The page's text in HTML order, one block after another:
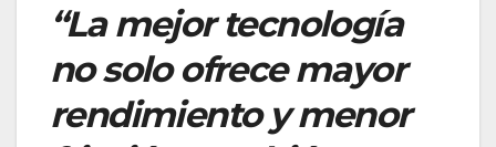
“La mejor tecnología
no solo ofrece mayor
rendimiento y menor